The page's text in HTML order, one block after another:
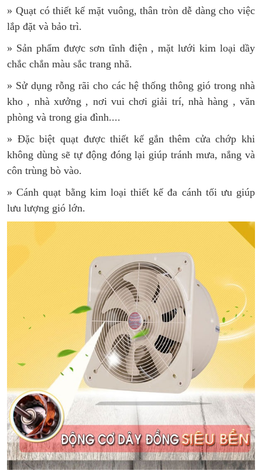
» Quạt có thiết kế mặt vuông, thân tròn dễ dàng cho việc
lắp đặt và bảo trì.
» Sản phẩm được sơn tĩnh điện , mặt lưới kim loại dầy
chắc chắn màu sắc trang nhã.
» Sử dụng rỗng rãi cho các hệ thống thông gió trong nhà
kho , nhà xưởng , nơi vui chơi giải trí, nhà hàng , văn
phòng và trong gia đình....
» Đặc biệt quạt được thiết kế gắn thêm cửa chớp khi
không dùng sẽ tự động đóng lại giúp tránh mưa, nắng và
côn trùng bò vào.
» Cánh quạt bằng kim loại thiết kế đa cánh tối ưu giúp
lưu lượng gió lớn.